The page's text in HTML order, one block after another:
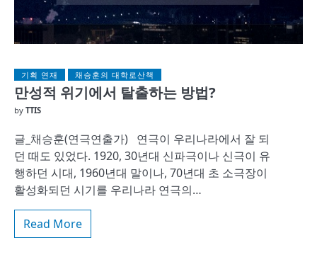
기획 연재 채승훈의 대학로산책
만성적 위기에서 탈출하는 방법?
by TTIS
글_채승훈(연극연출가) 연극이 우리나라에서 잘 되
던 때도 있었다. 1920, 30년대 신파극이나 신극이 유
행하던 시대, 1960년대 말이나, 70년대 초 소극장이
활성화되던 시기를 우리나라 연극의…
Read More